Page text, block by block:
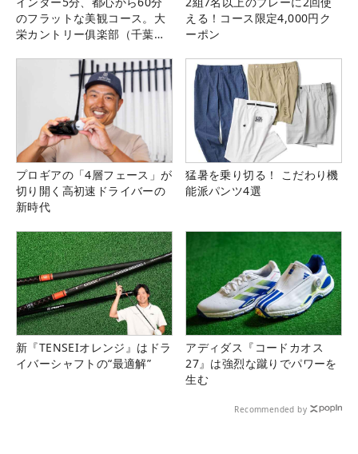
（撮影：鈴木祥）
のフラットな美観コース。大
栄カントリー俱楽部（千葉
える！コース限定4,000円ク
ーポン
プロギアの「4層フェース」が
切り開く高初速ドライバーの
新時代
猛暑を乗り切る！ こだわり機
能派パンツ4選
新『TENSEIオレンジ』はドラ
イバーシャフトの“最適解”
アディダス『コードカオス
27』は強烈な蹴りでパワーを
生む
Recommended by